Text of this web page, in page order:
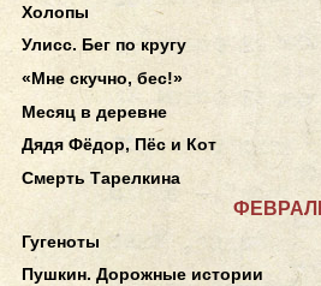
Холопы
Улисс. Бег по кругу
«Мне скучно, бес!»
Месяц в деревне
Дядя Фёдор, Пёс и Кот
Смерть Тарелкина
Гугеноты
Пушкин. Дорожные истории